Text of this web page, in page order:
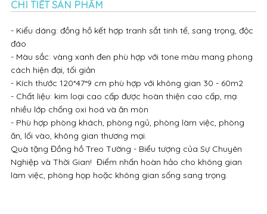
CHI TIẾT SẢN PHẨM
- Kiểu dáng: đồng hồ kết hợp tranh sắt tinh tế, sang trọng, độc
đáo
- Màu sắc: vàng xanh đen phù hợp với tone màu mang phong
cách hiện đại, tối giản
- Kích thước 120*47*9 cm phù hợp với không gian 30 - 60m2
- Chất liệu: kim loại cao cấp được hoàn thiện cao cấp, mạ
nhiều lớp chống oxi hoá và ăn mòn
- Phù hợp phòng khách, phòng ngủ, phòng làm việc, phòng
ăn, lối vào, không gian thương mại.
Quà tặng Đồng hồ Treo Tường - Biểu tượng của Sự Chuyên
Nghiệp và Thời Gian! Điểm nhấn hoàn hảo cho không gian
làm việc, phòng họp hoặc không gian sống sang trọng.